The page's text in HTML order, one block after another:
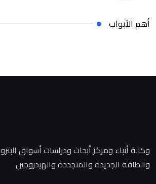
أهم الأبواب
وكالة أنباء ومركز أبحاث ودراسات أسواق
والطاقة الجديدة والمتجددة والهيدروجين